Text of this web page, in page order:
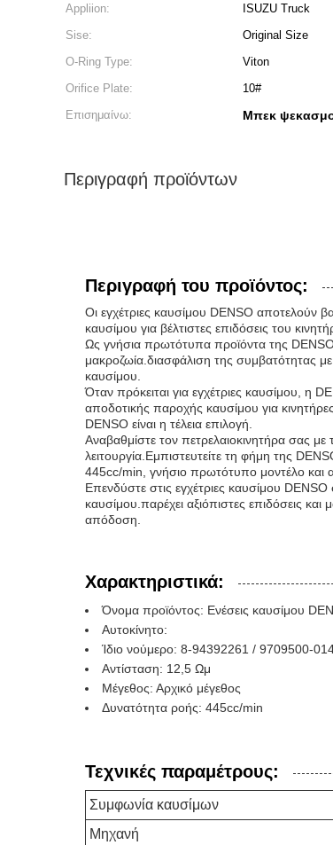
Appliion: ISUZU Truck
Sise:
Original Size
O-Ring Type:
Viton
Orifice Plate:
10#
Επισημαίνω:
Μπεκ
Περιγραφή προϊόντων
Περιγραφή του προϊόντος:
Οι εγχέτριες καυσίμου DENSO αποτελούν
καυσίμου για βέλτιστες επιδόσεις του
Ως γνήσια πρωτότυπα προϊόντα της
μακροζωία.διασφάλιση της συμβατότητας
καυσίμου.
Όταν πρόκειται για εγχέτριες καυσίμου, η
αποδοτικής παροχής καυσίμου για κινητήρες
DENSO είναι η τέλεια επιλογή.
Αναβαθμίστε τον πετρελαιοκινητήρα σας
λειτουργία.Εμπιστευτείτε τη φήμη της
445cc/min, γνήσιο πρωτότυπο μοντέλο και
Επενδύστε στις εγχέτριες καυσίμου
καυσίμου.παρέχει αξιόπιστες επιδόσεις
απόδοση.
Χαρακτηριστικά:
Όνομα προϊόντος: Ενέσεις καυσίμου
Αυτοκίνητο:
Ίδιο νούμερο: 8-94392261 / 9709500-
Αντίσταση: 12,5 Ωμ
Μέγεθος: Αρχικό μέγεθος
Δυνατότητα ροής: 445cc/min
Τεχνικές παραμέτρους:
Συμφωνία καυσίμων
Μηχανή